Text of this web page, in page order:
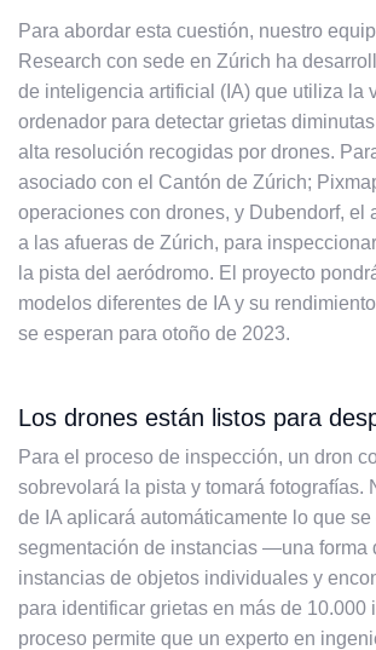
Para abordar esta cuestión, nuestro
Research con sede en Zúrich ha
de inteligencia artificial (IA) que utiliza la
ordenador para detectar grietas
alta resolución recogidas por drones.
asociado con el Cantón de Zúrich;
operaciones con drones, y Dubendorf, el
a las afueras de Zúrich, para
la pista del aeródromo. El proyecto
modelos diferentes de IA y su
se esperan para otoño de 2023.
Los drones están listos para
Para el proceso de inspección, un dron
sobrevolará la pista y tomará fotografías.
de IA aplicará automáticamente lo que
segmentación de instancias —una forma
instancias de objetos individuales y
para identificar grietas en más de 10.000
proceso permite que un experto en